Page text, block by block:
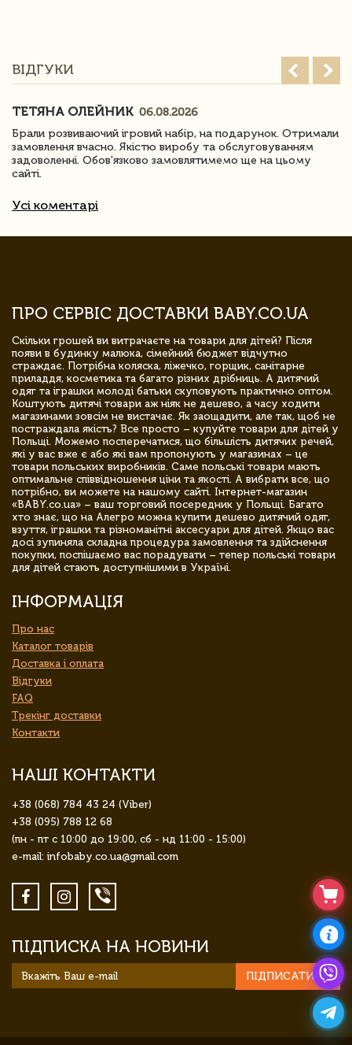
ВІДГУКИ
ТЕТЯНА ОЛЕЙНИК 06.08.2026
Брали розвиваючий ігровий набір, на подарунок. Отримали
замовлення вчасно. Якістю виробу та обслуговуванням
задоволенні. Обов'язково замовлятимемо ще на цьому
сайті.
Усі коментарі
ПРО СЕРВІС ДОСТАВКИ BABY.CO.UA
Скільки грошей ви витрачаєте на товари для дітей? Після
появи в будинку малюка, сімейний бюджет відчутно
страждає. Потрібна коляска, ліжечко, горщик, санітарне
приладдя, косметика та багато різних дрібниць. А дитячий
одяг та іграшки молоді батьки скуповують практично оптом.
Коштують дитячі товари аж ніяк не дешево, а часу ходити
магазинами зовсім не вистачає. Як заощадити, але так, щоб не
постраждала якість? Все просто – купуйте товари для дітей у
Польщі. Можемо посперечатися, що більшість дитячих речей,
які у вас вже є або які вам пропонують у магазинах – це
товари польських виробників. Саме польські товари мають
оптимальне співвідношення ціни та якості. А вибрати все, що
потрібно, ви можете на нашому сайті. Інтернет-магазин
«BABY.co.ua» – ваш торговий посередник у Польщі. Багато
хто знає, що на Алегро можна купити дешево дитячий одяг,
взуття, іграшки та різноманітні аксесуари для дітей. Якщо вас
досі зупиняла складна процедура замовлення та здійснення
покупки, поспішаємо вас порадувати – тепер польські товари
для дітей стають доступнішими в Україні.
ІНФОРМАЦІЯ
Про нас
Каталог товарів
Доставка і оплата
Відгуки
FAQ
Трекінг доставки
Контакти
НАШІ КОНТАКТИ
+38 (068) 784 43 24 (Viber)
+38 (095) 788 12 68
(пн - пт с 10:00 до 19:00, сб - нд 11:00 - 15:00)
e-mail: infobaby.co.ua@gmail.com
ПІДПИСКА НА НОВИНИ
ПІДПИСАТИСЯ